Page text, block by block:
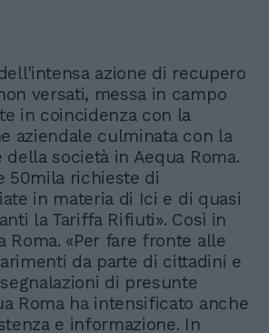
azione di recupero
versati, messa in campo
in coincidenza con la
aziendale culminata con la
società in Aequa Roma.
50mila richieste di
in materia di Ici e di quasi
la Tariffa Rifiuti». Così in
Roma. «Per fare fronte alle
da parte di cittadini e
di presunte
Roma ha intensificato anche
e informazione. In